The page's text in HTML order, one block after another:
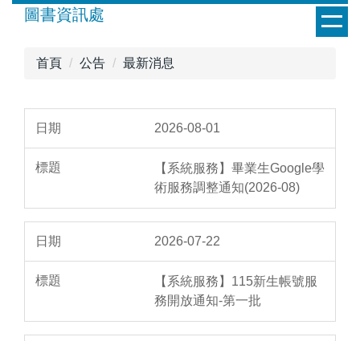
圖書資訊處
首頁 公告 最新消息
2026-08-01
【系統服務】畢業生Google學
術服務調整通知(2026-08)
2026-07-22
【系統服務】115新生帳號服
務開放通知-第一批